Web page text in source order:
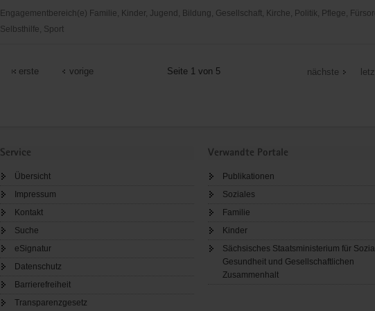
(Ortsverein
Olbernhau)
Engagementbereich(e) Familie, Kinder, Jugend, Bildung, Gesellschaft, Kirche, Politik, Pflege,
Selbsthilfe, Sport
Kreisverband
erste vorige Seite 1 von 5 nächste
Service
Übersicht
Impressum
Kontakt
Suche
eSignatur
Datenschutz
Barrierefreiheit
Transparenzgesetz
Verwandte Portale
Publikationen
Soziales
Familie
Kinder
Sächsisches Staatsministerium für
Gesundheit und Gesellschaftlichen
Zusammenhalt